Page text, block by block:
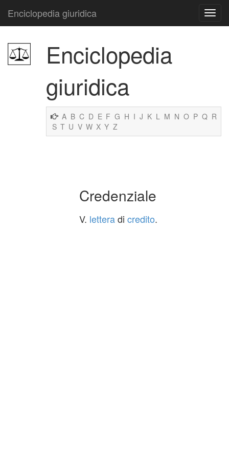
Enciclopedia giuridica
Enciclopedia
giuridica
A B C D E F G H I J K L M N O P Q R
S T U V W X Y Z
Credenziale
V. letteradi credito.